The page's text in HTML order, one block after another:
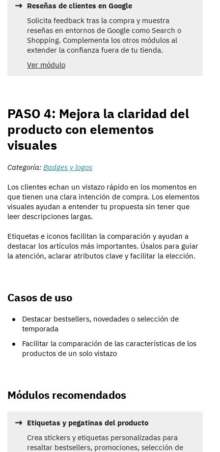
Reseñas de clientes en Google
Solicita feedback tras la compra y muestra
reseñas en entornos de Google como Search o
Shopping. Complementa los otros módulos al
extender la confianza fuera de tu tienda.
Ver módulo
PASO 4: Mejora la claridad del
producto con elementos
visuales
Categoría: Badges y logos
Los clientes echan un vistazo rápido en los momentos en
que tienen una clara intención de compra. Los elementos
visuales ayudan a entender tu propuesta sin tener que
leer descripciones largas.
Etiquetas e iconos facilitan la comparación y ayudan a
destacar los artículos más importantes. Úsalos para guiar
la atención, aclarar atributos clave y facilitar la elección.
Casos de uso
Destacar bestsellers, novedades o selección de
temporada
Facilitar la comparación de las características de los
productos de un solo vistazo
Módulos recomendados
Etiquetas y pegatinas del producto
Crea stickers y etiquetas personalizadas para
resaltar bestsellers, promociones, selección de